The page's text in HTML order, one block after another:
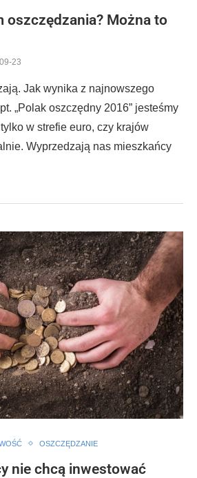
oszczędzania? Można to
23
Jak wynika z najnowszego
„Polak oszczędny 2016” jesteśmy
w strefie euro, czy krajów
Wyprzedzają nas mieszkańcy
OSZCZĘDZANIE
nie chcą inwestować